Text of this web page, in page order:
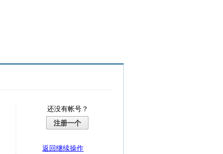
还没有帐号？
注册一个
返回继续操作